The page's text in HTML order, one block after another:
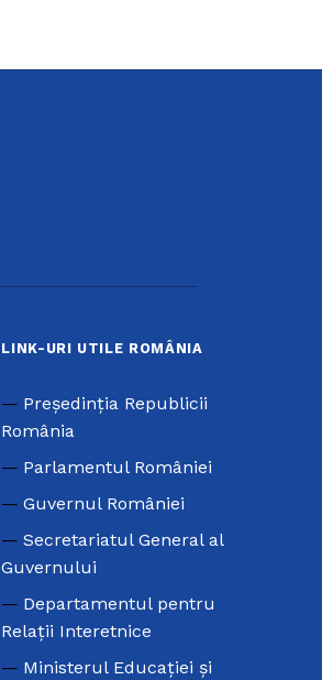
LINK-URI UTILE ROMÂNIA
Preşedinţia Republicii
România
Parlamentul României
Guvernul României
Secretariatul General al
Guvernului
Departamentul pentru
Relaţii Interetnice
Ministerul Educaţiei şi